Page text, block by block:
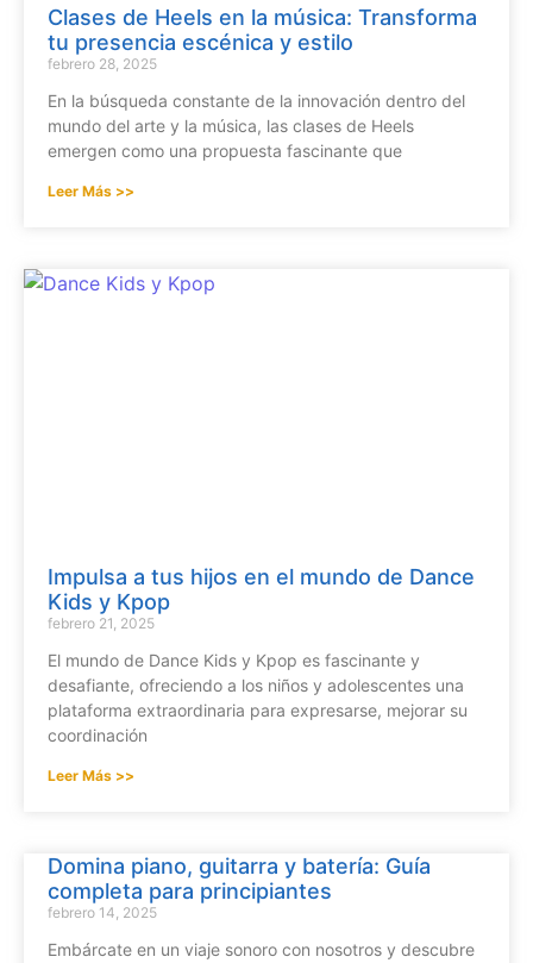
Clases de Heels en la música: Transforma
tu presencia escénica y estilo
febrero 28, 2025
En la búsqueda constante de la innovación dentro del
mundo del arte y la música, las clases de Heels
emergen como una propuesta fascinante que
Leer Más >>
Impulsa a tus hijos en el mundo de Dance
Kids y Kpop
febrero 21, 2025
El mundo de Dance Kids y Kpop es fascinante y
desafiante, ofreciendo a los niños y adolescentes una
plataforma extraordinaria para expresarse, mejorar su
coordinación
Leer Más >>
Domina piano, guitarra y batería: Guía
completa para principiantes
febrero 14, 2025
Embárcate en un viaje sonoro con nosotros y descubre